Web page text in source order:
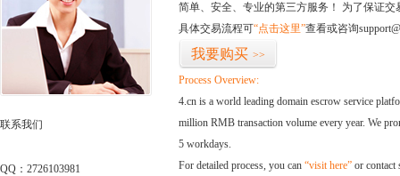
联系我们
QQ：2726103981
简单、安全、专业的第三方服务！ 为了保证
具体交易流程可“点击这里”查看或咨询
我要购买 >>
Process Overview:
4.cn is a world leading domain escrow service
million RMB transaction volume every year. We
5 workdays.
For detailed process, you can “visit here” or contact